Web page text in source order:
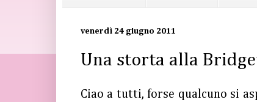
venerdì 24 giugno 2011
Una storta alla
Ciao a tutti, forse qualcuno si